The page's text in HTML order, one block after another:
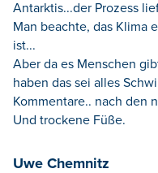
Antarktis...der Prozess
Man beachte, das Klima
ist...
Aber da es Menschen
haben das sei alles
Kommentare.. nach den
Und trockene Füße.
Uwe Chemnitz